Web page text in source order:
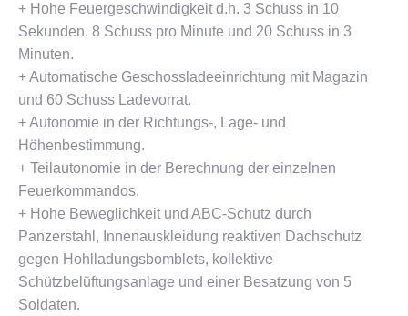
+ Hohe Feuergeschwindigkeit d.h. 3 Schuss in 10
Sekunden, 8 Schuss pro Minute und 20 Schuss in 3
Minuten.
+ Automatische Geschossladeeinrichtung mit Magazin
und 60 Schuss Ladevorrat.
+ Autonomie in der Richtungs-, Lage- und
Höhenbestimmung.
+ Teilautonomie in der Berechnung der einzelnen
Feuerkommandos.
+ Hohe Beweglichkeit und ABC-Schutz durch
Panzerstahl, Innenauskleidung reaktiven Dachschutz
gegen Hohlladungsbomblets, kollektive
Schützbelüftungsanlage und einer Besatzung von 5
Soldaten.